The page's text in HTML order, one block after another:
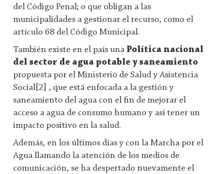
del Código Penal; o que obligan a las
municipalidades a gestionar el recurso, como el
artículo 68 del Código Municipal.
También existe en el país una Política nacional
del sector de agua potable y saneamiento
propuesta por el Ministerio de Salud y Asistencia
Social[2] , que está enfocada a la gestión y
saneamiento del agua con el fin de mejorar el
acceso a agua de consumo humano y así tener un
impacto positivo en la salud.
Además, en los últimos días y con la Marcha por el
Agua llamando la atención de los medios de
comunicación, se ha despertado nuevamente el